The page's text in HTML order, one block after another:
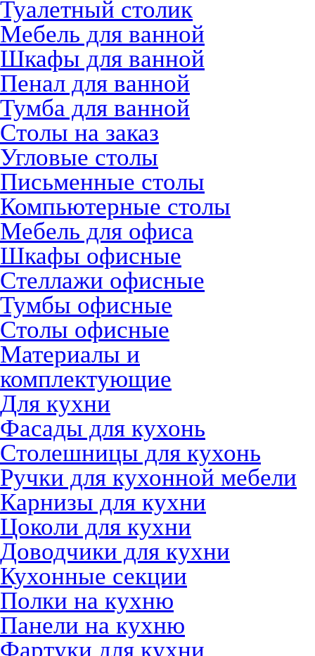
Туалетный столик
Мебель для ванной
Шкафы для ванной
Пенал для ванной
Тумба для ванной
Столы на заказ
Угловые столы
Письменные столы
Компьютерные столы
Мебель для офиса
Шкафы офисные
Стеллажи офисные
Тумбы офисные
Столы офисные
Материалы и
комплектующие
Для кухни
Фасады для кухонь
Столешницы для кухонь
Ручки для кухонной мебели
Карнизы для кухни
Цоколи для кухни
Доводчики для кухни
Кухонные секции
Полки на кухню
Панели на кухню
Фартуки для кухни